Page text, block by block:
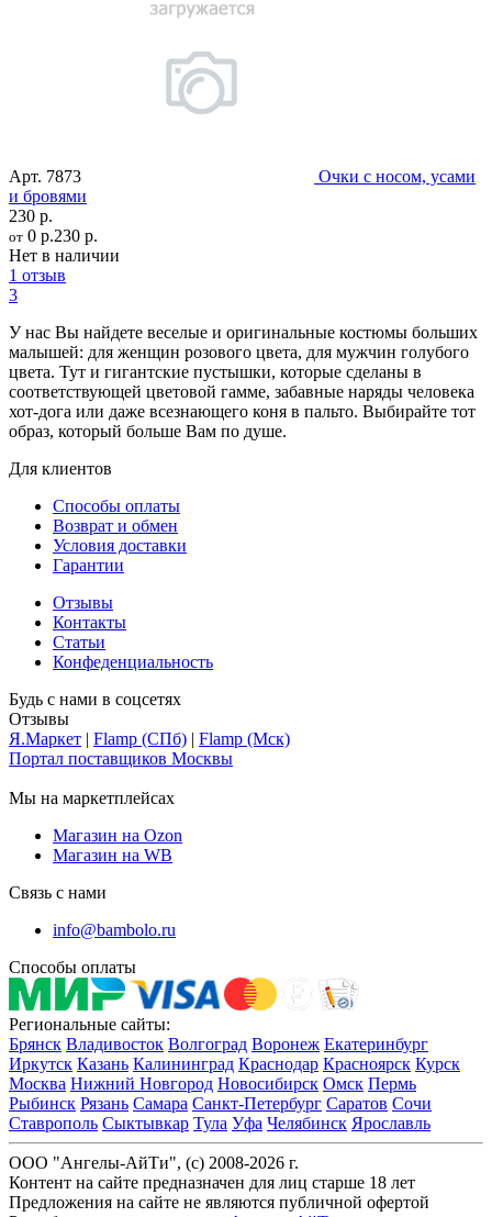
Арт. 7873
Очки с носом, усами
и бровями
230 р.
от 0 р.230 р.
Нет в наличии
1 отзыв
3
У нас Вы найдете веселые и оригинальные костюмы больших
малышей: для женщин розового цвета, для мужчин голубого
цвета. Тут и гигантские пустышки, которые сделаны в
соответствующей цветовой гамме, забавные наряды человека
хот-дога или даже всезнающего коня в пальто. Выбирайте тот
образ, который больше Вам по душе.
Для клиентов
Способы оплаты
Возврат и обмен
Условия доставки
Гарантии
Отзывы
Контакты
Статьи
Конфеденциальность
Будь с нами в соцсетях
Отзывы
Я.Маркет | Flamp (СПб) | Flamp (Мск)
Портал поставщиков Москвы
Мы на маркетплейсах
Магазин на Ozon
Магазин на WB
Связь с нами
info@bambolo.ru
Способы оплаты
Региональные сайты:
Брянск Владивосток Волгоград Воронеж Екатеринбург
Иркутск Казань Калининград Краснодар Красноярск Курск
Москва Нижний Новгород Новосибирск Омск Пермь
Рыбинск Рязань Самара Санкт-Петербург Саратов Сочи
Ставрополь Сыктывкар Тула Уфа Челябинск Ярославль
ООО "Ангелы-АйТи", (c) 2008-2026 г.
Контент на сайте предназначен для лиц старше 18 лет
Предложения на сайте не являются публичной офертой